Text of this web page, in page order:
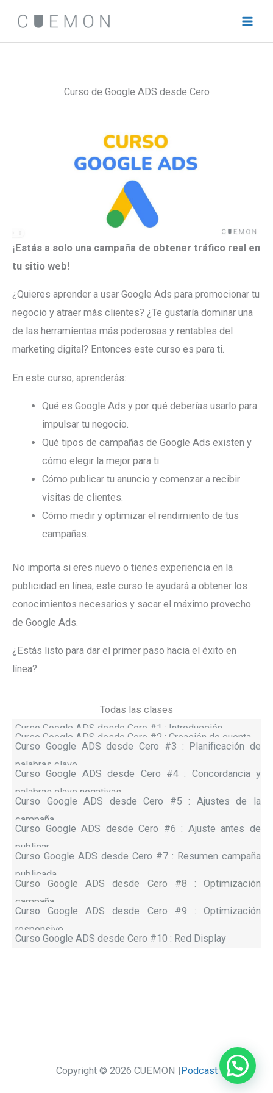
contenido
Curso de Google ADS desde Cero
¡Estás a solo una campaña de obtener tráfico real en
tu sitio web!
¿Quieres aprender a usar Google Ads para promocionar tu
negocio y atraer más clientes? ¿Te gustaría dominar una
de las herramientas más poderosas y rentables del
marketing digital? Entonces este curso es para ti.
En este curso, aprenderás:
Qué es Google Ads y por qué deberías usarlo para
impulsar tu negocio.
Qué tipos de campañas de Google Ads existen y
cómo elegir la mejor para ti.
Cómo publicar tu anuncio y comenzar a recibir
visitas de clientes.
Cómo medir y optimizar el rendimiento de tus
campañas.
No importa si eres nuevo o tienes experiencia en la
publicidad en línea, este curso te ayudará a obtener los
conocimientos necesarios y sacar el máximo provecho
de Google Ads.
¿Estás listo para dar el primer paso hacia el éxito en
línea?
Todas las clases
Curso Google ADS desde Cero #1 : Introducción
Curso Google ADS desde Cero #2 : Creación de cuenta
Curso Google ADS desde Cero #3 : Planificación de
palabras clave
Curso Google ADS desde Cero #4 : Concordancia y
palabras clave negativas
Curso Google ADS desde Cero #5 : Ajustes de la
campaña
Curso Google ADS desde Cero #6 : Ajuste antes de
publicar
Curso Google ADS desde Cero #7 : Resumen campaña
publicada
Curso Google ADS desde Cero #8 : Optimización
campaña
Curso Google ADS desde Cero #9 : Optimización
responsive
Curso Google ADS desde Cero #10 : Red Display
Copyright © 2026 CUEMON |Podcast